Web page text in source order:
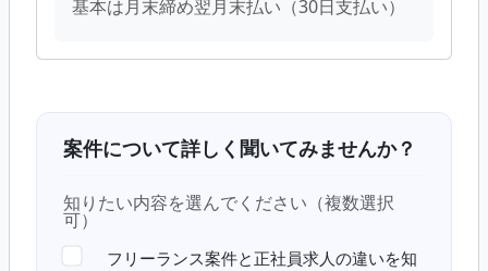
基本は月末締め翌月末払い（30日支払い）
案件について詳しく聞いてみませんか？
知りたい内容を選んでください（複数選択
可）
フリーランス案件と正社員求人の違いを知